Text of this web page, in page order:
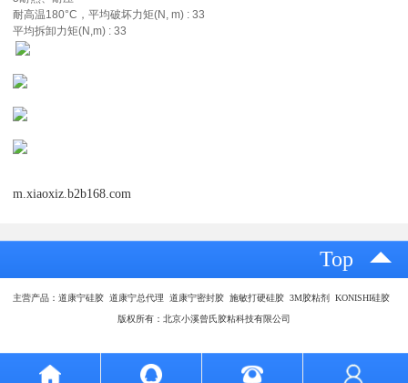
耐高温180°C，平均破坏力矩(N, m) : 33
平均拆卸力矩(N,m) : 33
m.xiaoxiz.b2b168.com
Top
主营产品：道康宁硅胶 道康宁总代理 道康宁密封胶 施敏打硬硅胶 3M胶粘剂 KONISHI硅胶
版权所有：北京小溪曾氏胶粘科技有限公司